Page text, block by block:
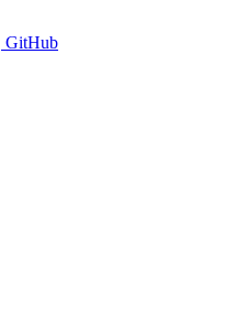
GitHub